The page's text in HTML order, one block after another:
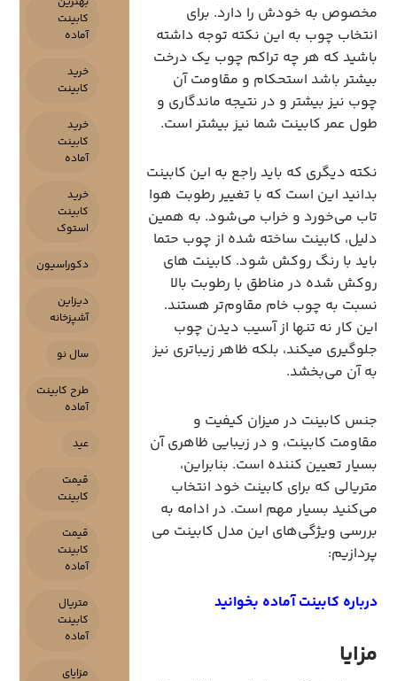
مخصوص به خودش را دارد. برای
انتخاب چوب به این نکته توجه داشته
باشید که هر چه تراکم چوب یک درخت
بیشتر باشد استحکام و مقاومت آن
چوب نیز بیشتر و در نتیجه ماندگاری و
طول عمر کابینت شما نیز بیشتر است.
نکته‌ دیگری که باید راجع به این کابینت
بدانید این است که با تغییر رطوبت هوا
تاب می‌خورد و خراب می‌شود. به همین
دلیل، کابینت ساخته شده از چوب حتما
باید با رنگ روکش شود. کابینت های
روکش شده در مناطق با رطوبت بالا
نسبت به چوب خام مقاوم‌تر هستند.
این کار نه تنها از آسیب دیدن چوب
جلوگیری میکند، بلکه ظاهر زیباتری نیز
به آن می‌بخشد.
جنس کابینت در میزان کیفیت و
مقاومت کابینت، و در زیبایی ظاهری آن
بسیار تعیین کننده است. بنابراین،
متریالی که برای کابینت خود انتخاب
می‌کنید بسیار مهم است. در ادامه به
بررسی ویژگی‌های این مدل کابینت می
پردازیم:
درباره کابینت آماده بخوانید
مزایا
کابینت
آماده
خرید
کابینت
خرید
کابینت
آماده
خرید
کابینت
استوک
دکوراسیون
دیزاین
آشپزخانه
سال نو
طرح کابینت
آماده
عید
قیمت
کابینت
قیمت
کابینت
آماده
متریال
کابینت
آماده
مزایای